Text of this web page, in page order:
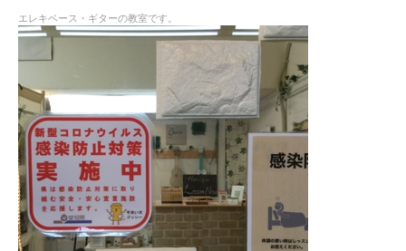
エレキベース・ギターの教室です。